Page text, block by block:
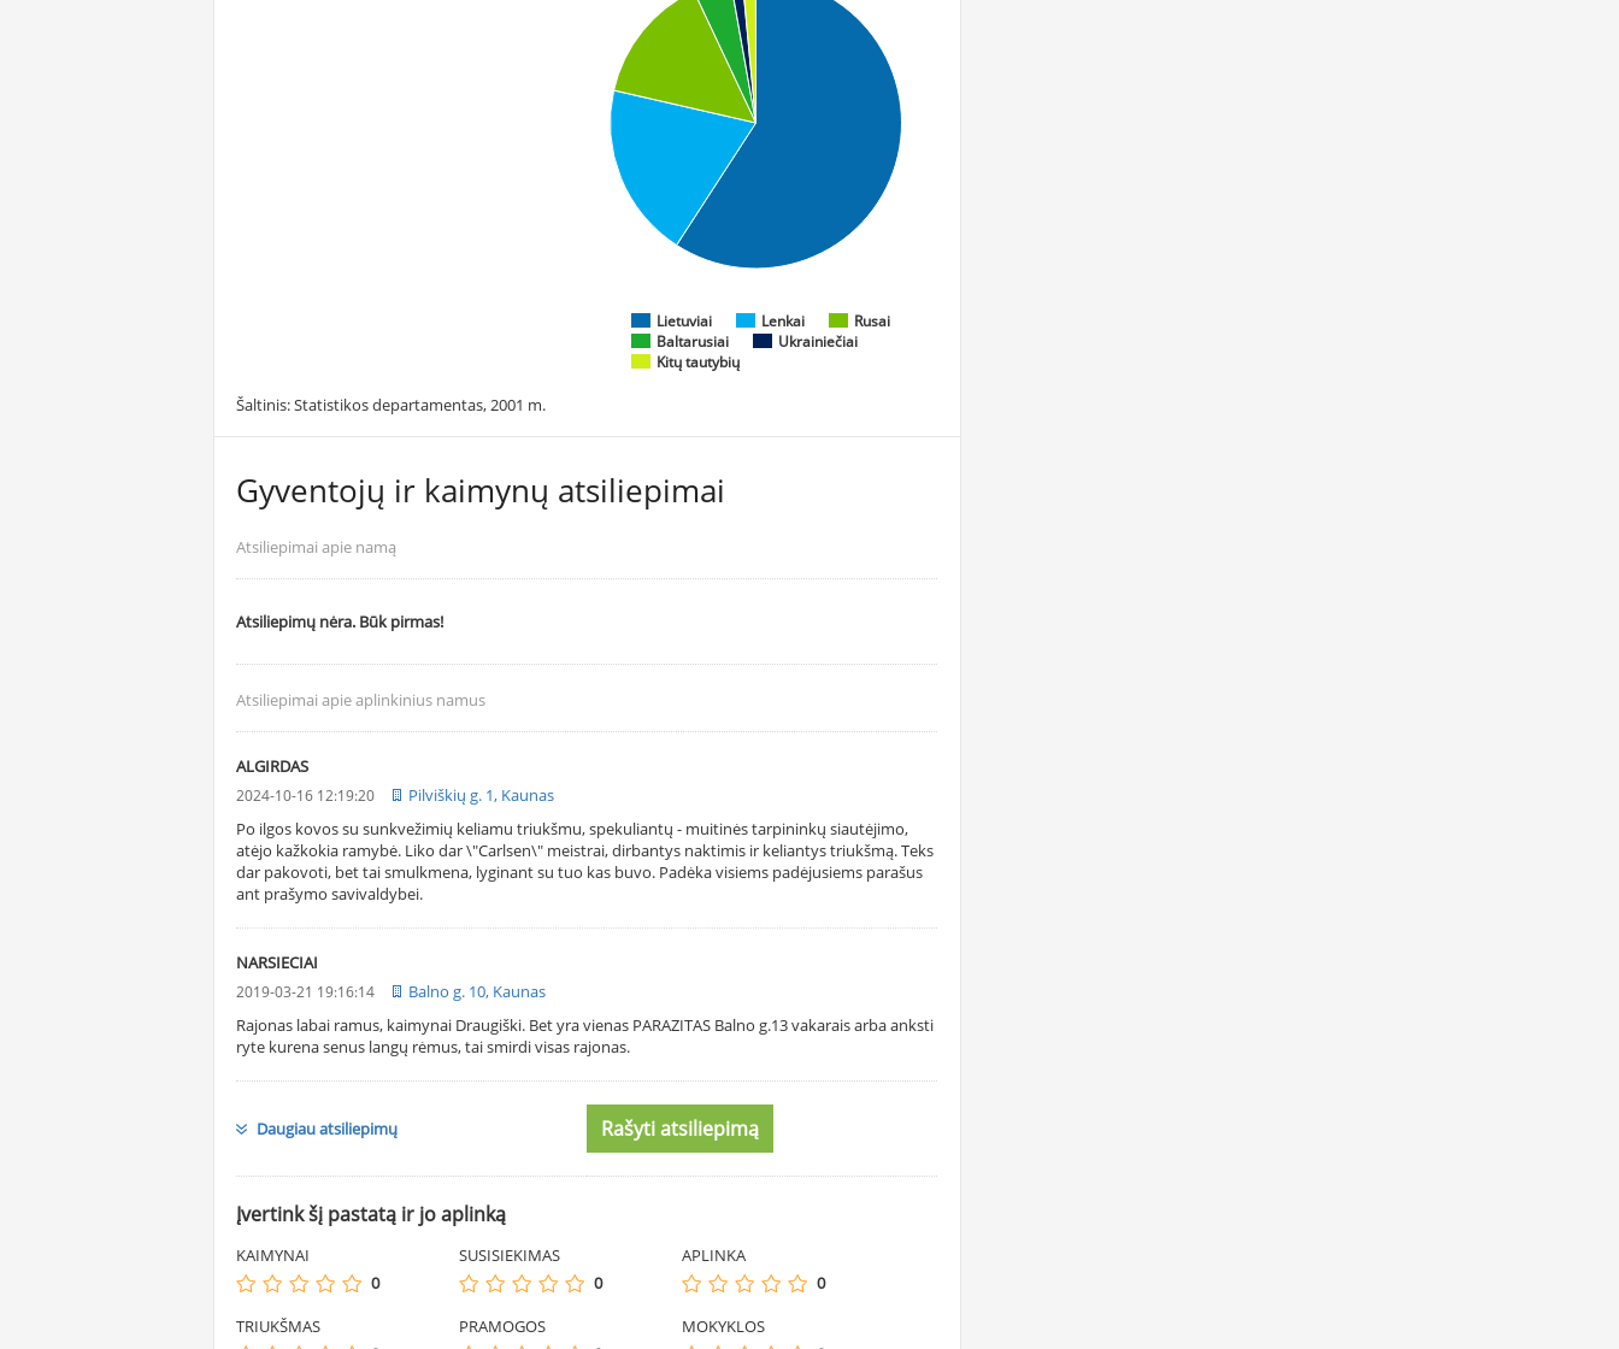
Lietuviai Lenkai
Rusai
Baltarusiai
Ukrainiečiai
Kitų tautybių
Šaltinis: Statistikos departamentas, 2001 m.
Gyventojų ir kaimynų atsiliepimai
Atsiliepimai apie namą
Atsiliepimų nėra. Būk pirmas!
Atsiliepimai apie aplinkinius namus
ALGIRDAS
2024-10-16 12:19:20
Pilviškių g. 1, Kaunas
Po ilgos kovos su sunkvežimių keliamu triukšmu, spekuliantų - muitinės tarpininkų siautėjimo,
atėjo kažkokia ramybė. Liko dar \"Carlsen\" meistrai, dirbantys naktimis ir keliantys triukšmą. Teks
dar pakovoti, bet tai smulkmena, lyginant su tuo kas buvo. Padėka visiems padėjusiems parašus
ant prašymo savivaldybei.
NARSIECIAI
2019-03-21 19:16:14
Balno g. 10, Kaunas
Rajonas labai ramus, kaimynai Draugiški. Bet yra vienas PARAZITAS Balno g.13 vakarais arba anksti
ryte kurena senus langų rėmus, tai smirdi visas rajonas.
Daugiau atsiliepimų Rašyti atsiliepimą
Įvertink šį pastatą ir jo aplinką
KAIMYNAI
0
SUSISIEKIMAS
0
APLINKA
0
TRIUKŠMAS
PRAMOGOS
MOKYKLOS